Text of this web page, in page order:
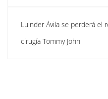
Luinder Ávila se perderá el
cirugía Tommy John